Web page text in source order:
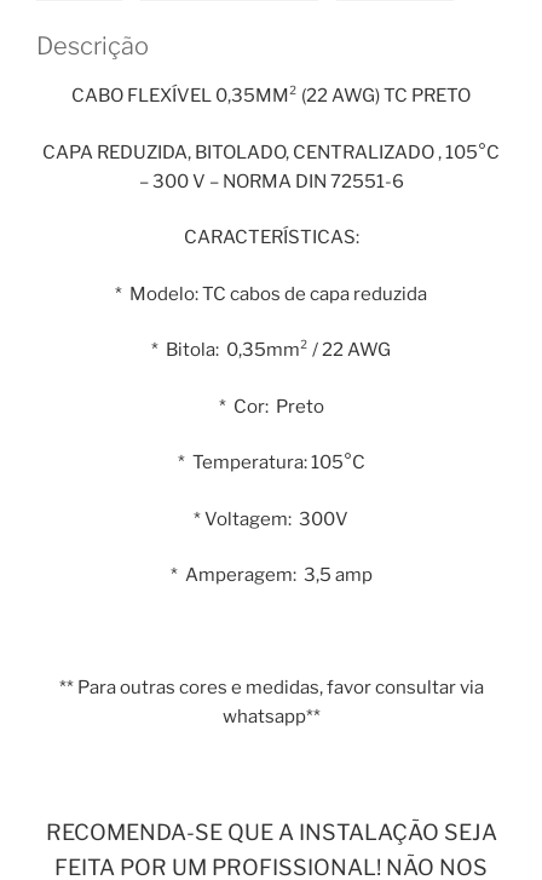
Descrição
CABO FLEXÍVEL 0,35MM² (22 AWG) TC PRETO
CAPA REDUZIDA, BITOLADO, CENTRALIZADO , 105°C
– 300 V – NORMA DIN 72551-6
CARACTERÍSTICAS:
* Modelo: TC cabos de capa reduzida
* Bitola: 0,35mm² / 22 AWG
* Cor: Preto
* Temperatura: 105°C
* Voltagem: 300V
* Amperagem: 3,5 amp
** Para outras cores e medidas, favor consultar via
whatsapp**
RECOMENDA-SE QUE A INSTALAÇÃO SEJA
FEITA POR UM PROFISSIONAL! NÃO NOS